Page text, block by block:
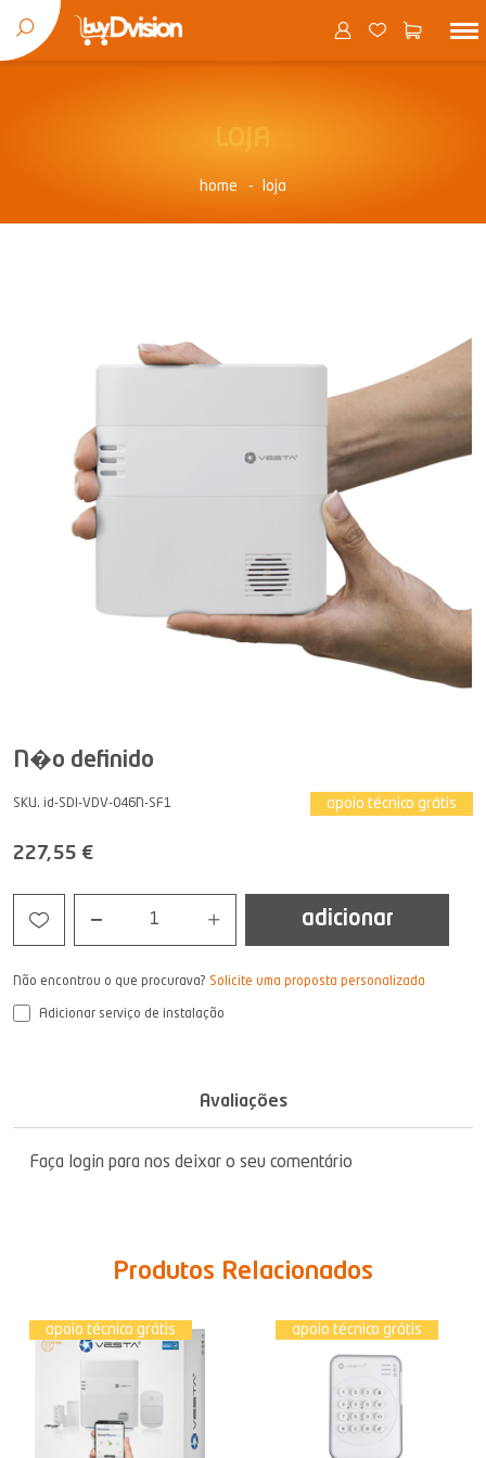
home loja
N�o definido
SKU. id-SDI-VDV-046N-SF1 apoio técnico grátis
227,55 €
1 adicionar
Não encontrou o que procurava? Solicite uma proposta personalizada
Adicionar serviço de instalação
Avaliações
Faça login para nos deixar o seu comentário
Produtos Relacionados
apoio técnico grátis apoio técnico grátis